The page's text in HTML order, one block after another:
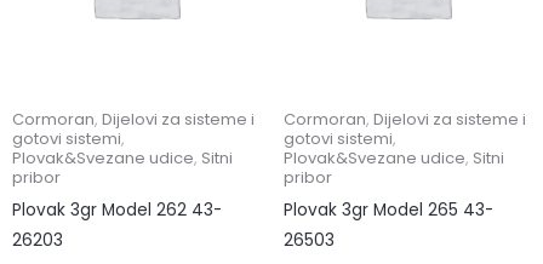
Cormoran, Dijelovi za sisteme i
gotovi sistemi,
Plovak&Svezane udice, Sitni
pribor
Plovak 3gr Model 262 43-
26203
Cormoran, Dijelovi za sisteme i
gotovi sistemi,
Plovak&Svezane udice, Sitni
pribor
Plovak 3gr Model 265 43-
26503